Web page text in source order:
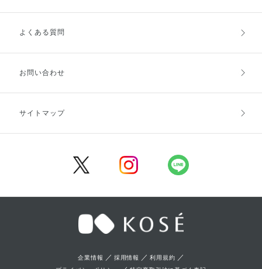
ご利用ガイドトップ
お支払方法
キャンセル・返品・交換
よくある質問
お問い合わせ
サイトマップ
企業情報 ／ 採用情報 ／利用規約 ／